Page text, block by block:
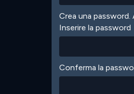
Crea una
Inserire la password
Conferma la